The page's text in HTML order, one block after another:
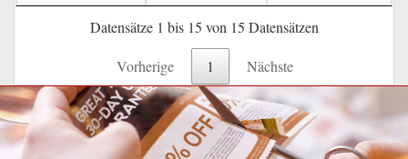
Datensätze 1 bis 15 von 15 Datensätzen
Vorherige 1 Nächste